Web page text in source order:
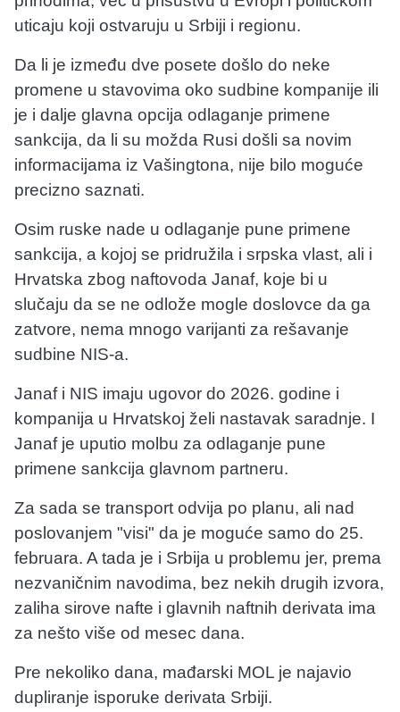
uticaju koji ostvaruju u Srbiji i regionu.
Da li je između dve posete došlo do neke
promene u stavovima oko sudbine kompanije ili
je i dalje glavna opcija odlaganje primene
sankcija, da li su možda Rusi došli sa novim
informacijama iz Vašingtona, nije bilo moguće
precizno saznati.
Osim ruske nade u odlaganje pune primene
sankcija, a kojoj se pridružila i srpska vlast, ali i
Hrvatska zbog naftovoda Janaf, koje bi u
slučaju da se ne odlože mogle doslovce da ga
zatvore, nema mnogo varijanti za rešavanje
sudbine NIS-a.
Janaf i NIS imaju ugovor do 2026. godine i
kompanija u Hrvatskoj želi nastavak saradnje. I
Janaf je uputio molbu za odlaganje pune
primene sankcija glavnom partneru.
Za sada se transport odvija po planu, ali nad
poslovanjem "visi" da je moguće samo do 25.
februara. A tada je i Srbija u problemu jer, prema
nezvaničnim navodima, bez nekih drugih izvora,
zaliha sirove nafte i glavnih naftnih derivata ima
za nešto više od mesec dana.
Pre nekoliko dana, mađarski MOL je najavio
dupliranje isporuke derivata Srbiji.